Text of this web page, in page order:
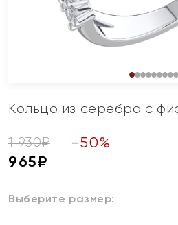
Кольцо из серебра с
1 930₽ -50%
965₽
Выберите размер: